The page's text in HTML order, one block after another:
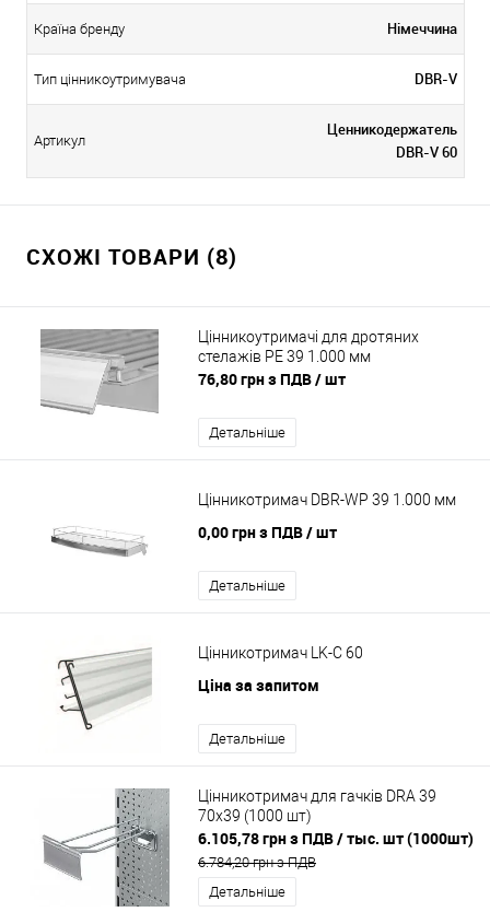
Країна бренду Німеччина
Тип цінникоутримувача DBR-V
Артикул
Ценникодержатель
DBR-V 60
СХОЖІ ТОВАРИ (8)
Цінникоутримачі для дротяних
стелажів PE 39 1.000 мм
76,80 грн з ПДВ/ шт
Детальніше
Цінникотримач DBR-WP 39 1.000 мм
0,00 грн з ПДВ/ шт
Детальніше
Цінникотримач LK-C 60
Ціна за запитом
Детальніше
Цінникотримач для гачків DRA 39
70х39 (1000 шт)
6.105,78 грн з ПДВ/ тыс. шт (1000шт)
6.784,20 грн з ПДВ
Детальніше